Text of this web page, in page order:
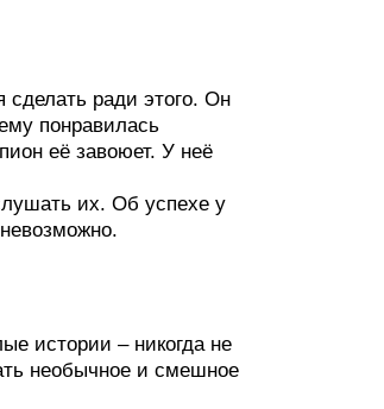
сделать ради этого. Он
понравилась
её завоюет. У неё
их. Об успехе у
истории – никогда не
необычное и смешное